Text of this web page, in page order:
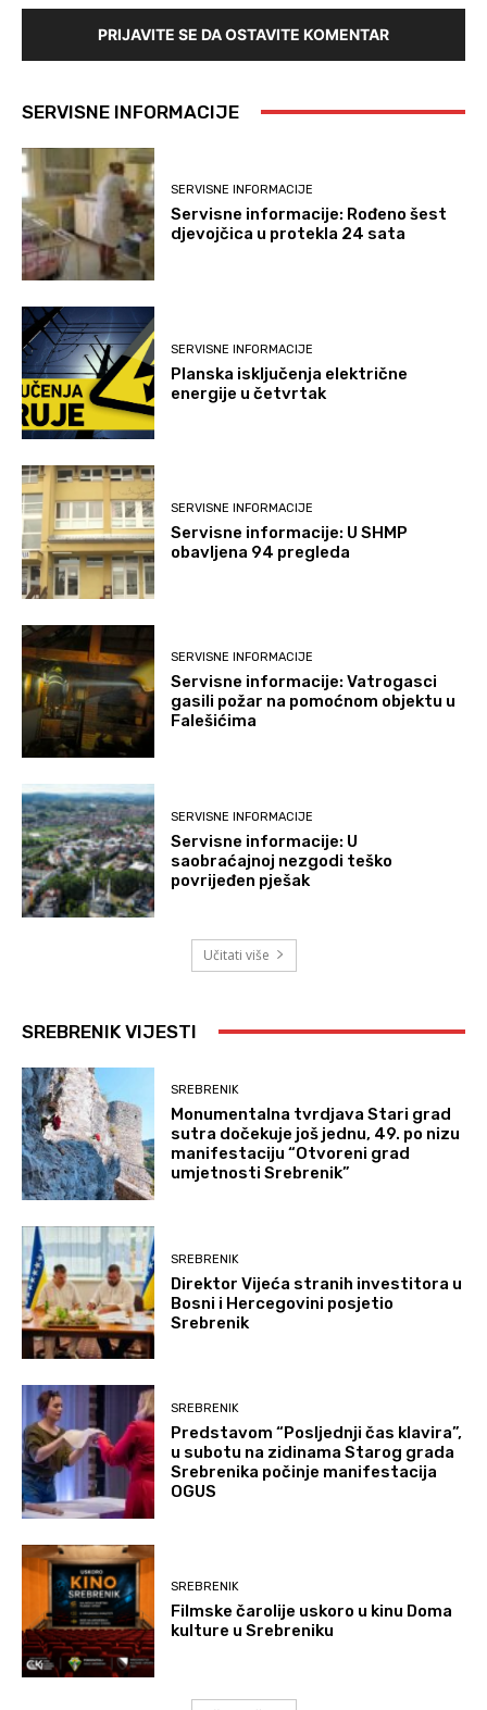
PRIJAVITE SE DA OSTAVITE KOMENTAR
SERVISNE INFORMACIJE
SERVISNE INFORMACIJE
Servisne informacije: Rođeno šest
djevojčica u protekla 24 sata
SERVISNE INFORMACIJE
Planska isključenja električne
energije u četvrtak
SERVISNE INFORMACIJE
Servisne informacije: U SHMP
obavljena 94 pregleda
SERVISNE INFORMACIJE
Servisne informacije: Vatrogasci
gasili požar na pomoćnom objektu u
Falešićima
SERVISNE INFORMACIJE
Servisne informacije: U
saobraćajnoj nezgodi teško
povrijeđen pješak
Učitati više
SREBRENIK VIJESTI
SREBRENIK
Monumentalna tvrdjava Stari grad
sutra dočekuje još jednu, 49. po nizu
manifestaciju “Otvoreni grad
umjetnosti Srebrenik”
SREBRENIK
Direktor Vijeća stranih investitora u
Bosni i Hercegovini posjetio
Srebrenik
SREBRENIK
Predstavom “Posljednji čas klavira”,
u subotu na zidinama Starog grada
Srebrenika počinje manifestacija
OGUS
SREBRENIK
Filmske čarolije uskoro u kinu Doma
kulture u Srebreniku